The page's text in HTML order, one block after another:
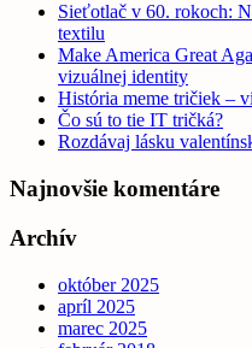
Sieťotlač v 60. rokoch:
textilu
Make America Great
vizuálnej identity
História meme tričiek –
Čo sú to tie IT tričká?
Rozdávaj lásku
Najnovšie komentáre
Archív
október 2025
apríl 2025
marec 2025